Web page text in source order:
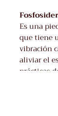
Es una
que tiene
vibración
aliviar el
prácticas